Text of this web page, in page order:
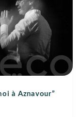
à Aznavour”